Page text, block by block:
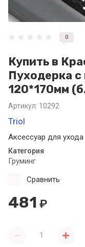
0
Купить в
Пуходерка с
120*170мм
Артикул: 10292
Triol
Аксессуар для
Категория
Груминг
481 ₽
Сравнить